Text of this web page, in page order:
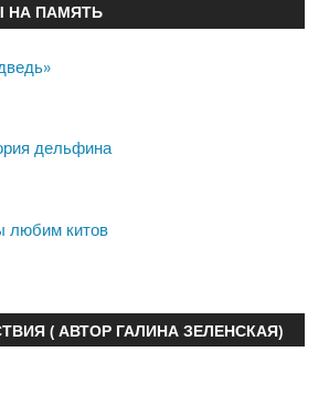
ПАМЯТЬ
дельфина
любим китов
( АВТОР ГАЛИНА ЗЕЛЕНСКАЯ)